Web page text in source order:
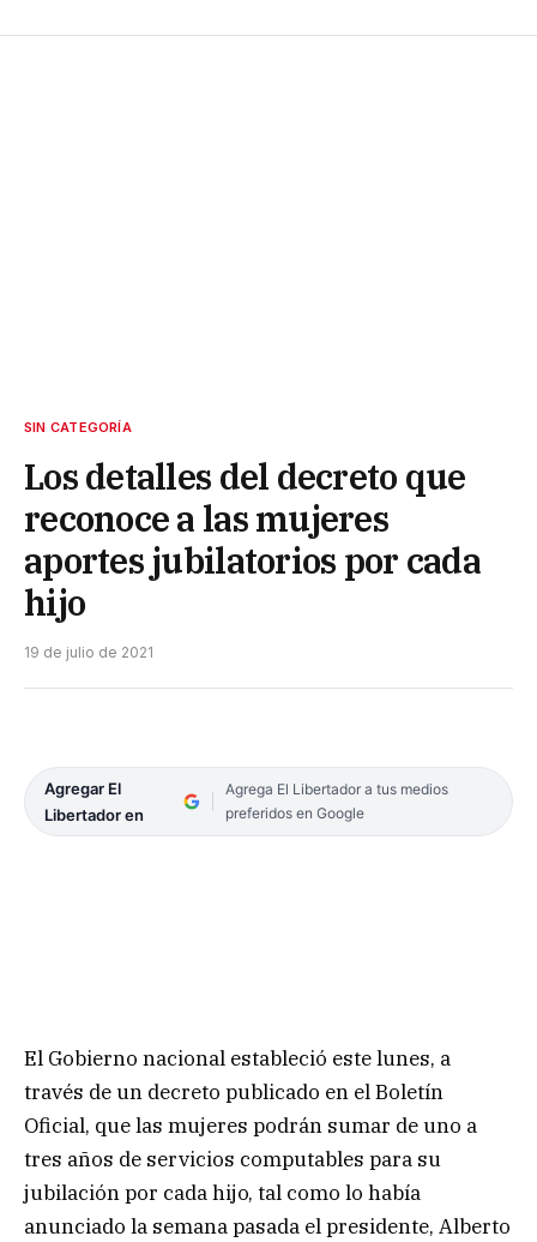
SIN CATEGORÍA
Los detalles del decreto que
reconoce a las mujeres
aportes jubilatorios por cada
hijo
19 de julio de 2021
Agregar El
Libertador en
Agrega El Libertador a tus medios
preferidos en Google
El Gobierno nacional estableció este lunes, a
través de un decreto publicado en el Boletín
Oficial, que las mujeres podrán sumar de uno a
tres años de servicios computables para su
jubilación por cada hijo, tal como lo había
anunciado la semana pasada el presidente, Alberto